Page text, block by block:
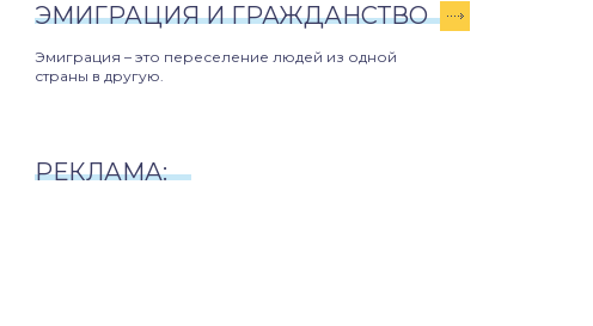
ЭМИГРАЦИЯ И ГРАЖДАНСТВО
Эмиграция – это переселение людей из одной
страны в другую.
РЕКЛАМА: